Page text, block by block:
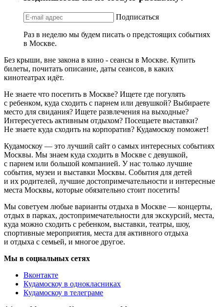
Подписаться
Раз в неделю мы будем писать о предстоящих событиях
в Москве.
Без крыши, вне закона в кино - сеансы в Москве. Купить
билеты, почитать описание, даты сеансов, в каких
кинотеатрах идёт.
Не знаете что посетить в Москве? Ищете где погулять
с ребенком, куда сходить с парнем или девушкой? Выбираете
место для свидания? Ищете развлечения на выходные?
Интересуетесь активным отдыхом? Посещаете выставки?
Не знаете куда сходить на корпоратив? Кудамоскоу поможет!
Кудамоскоу — это лучший сайт о самых интересных событиях
Москвы. Мы знаем куда сходить в Москве с девушкой,
с парнем или большой компанией. У нас только лучшие
события, музеи и выставки Москвы. События для детей
и их родителей, лучшие достопримечательности и интересные
места Москвы, которые обязательно стоит посетить!
Мы советуем любые варианты отдыха в Москве — концерты,
отдых в парках, достопримечательности для экскурсий, места,
куда можно сходить с ребенком, выставки, театры, шоу,
спортивные мероприятия, места для активного отдыха
и отдыха с семьей, и многое другое.
Мы в социальных сетях
Вконтакте
Кудамоскоу в однокласниках
Кудамоскоу в телеграме